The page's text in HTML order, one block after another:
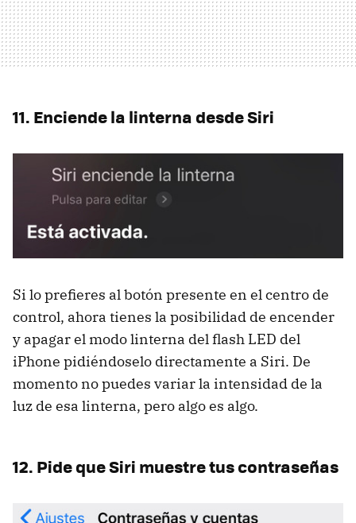
11. Enciende la linterna desde Siri
Si lo prefieres al botón presente en el centro de
control, ahora tienes la posibilidad de encender
y apagar el modo linterna del flash LED del
iPhone pidiéndoselo directamente a Siri. De
momento no puedes variar la intensidad de la
luz de esa linterna, pero algo es algo.
12. Pide que Siri muestre tus contraseñas